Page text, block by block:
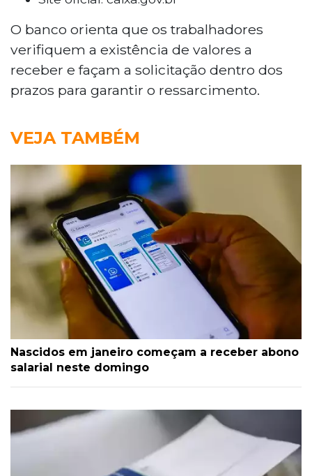
O banco orienta que os trabalhadores
verifiquem a existência de valores a
receber e façam a solicitação dentro dos
prazos para garantir o ressarcimento.
VEJA TAMBÉM
Nascidos em janeiro começam a receber abono
salarial neste domingo